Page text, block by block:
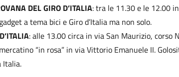
DEL GIRO D’ITALIA: tra le 11.30 e le 12.00
a tema bici e Giro d’Italia ma non solo.
: alle 13.00 circa in via San Maurizio, corso
“in rosa” in via Vittorio Emanuele II.
Italia.